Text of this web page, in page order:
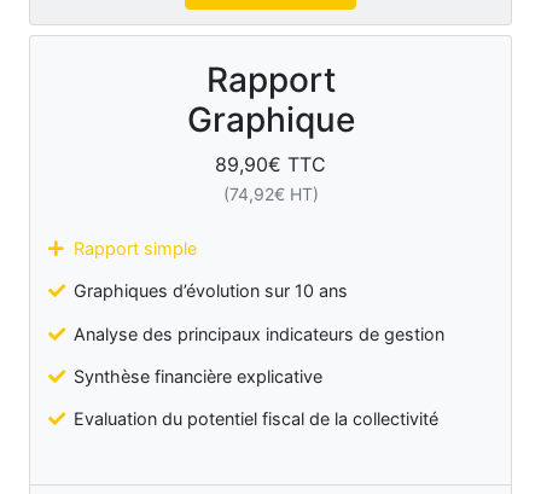
Rapport
Graphique
89,90€ TTC
(74,92€ HT)
Rapport simple
Graphiques d’évolution sur 10 ans
Analyse des principaux indicateurs de gestion
Synthèse financière explicative
Evaluation du potentiel fiscal de la collectivité